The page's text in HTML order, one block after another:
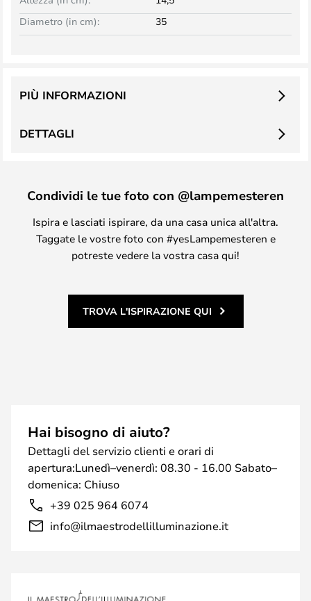
Diametro (in cm):
35
DETTAGLI
PIÙ INFORMAZIONI
Condividi le tue foto con @lampemesteren
Ispira e lasciati ispirare, da una casa unica all'altra.
Taggate le vostre foto con #yesLampemesteren e
potreste vedere la vostra casa qui!
TROVA L'ISPIRAZIONE QUI
Hai bisogno di aiuto?
Dettagli del servizio clienti e orari di
apertura:Lunedì–venerdì: 08.30 - 16.00 Sabato–
domenica: Chiuso
+39 025 964 6074
info@ilmaestrodellilluminazione.it